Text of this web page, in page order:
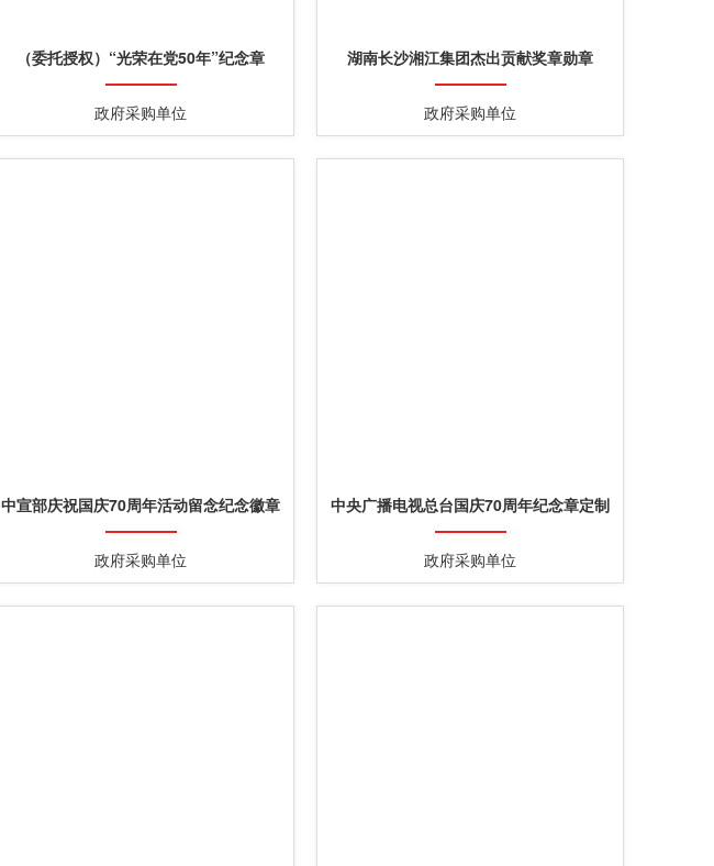
（委托授权）“光荣在党50年”纪念章
政府采购单位
湖南长沙湘江集团杰出贡献奖章勋章
政府采购单位
中宣部庆祝国庆70周年活动留念纪念徽章
政府采购单位
中央广播电视总台国庆70周年纪念章定制
政府采购单位